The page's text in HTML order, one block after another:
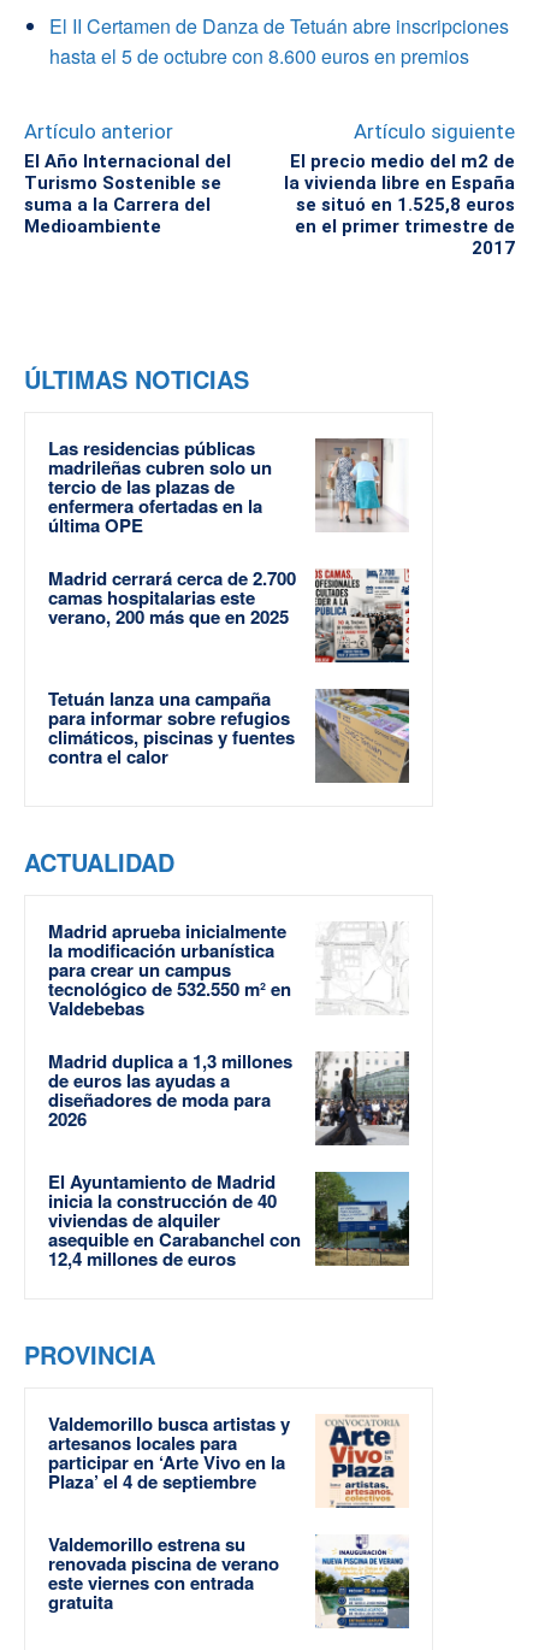
El II Certamen de Danza de Tetuán abre inscripciones
hasta el 5 de octubre con 8.600 euros en premios
Artículo anterior
El Año Internacional del
Turismo Sostenible se
suma a la Carrera del
Medioambiente
Artículo siguiente
El precio medio del m2 de
la vivienda libre en España
se situó en 1.525,8 euros
en el primer trimestre de
2017
ÚLTIMAS NOTICIAS
Las residencias públicas
madrileñas cubren solo un
tercio de las plazas de
enfermera ofertadas en la
última OPE
Madrid cerrará cerca de 2.700
camas hospitalarias este
verano, 200 más que en 2025
Tetuán lanza una campaña
para informar sobre refugios
climáticos, piscinas y fuentes
contra el calor
ACTUALIDAD
Madrid aprueba inicialmente
la modificación urbanística
para crear un campus
tecnológico de 532.550 m² en
Valdebebas
Madrid duplica a 1,3 millones
de euros las ayudas a
diseñadores de moda para
2026
El Ayuntamiento de Madrid
inicia la construcción de 40
viviendas de alquiler
asequible en Carabanchel con
12,4 millones de euros
PROVINCIA
Valdemorillo busca artistas y
artesanos locales para
participar en ‘Arte Vivo en la
Plaza’ el 4 de septiembre
Valdemorillo estrena su
renovada piscina de verano
este viernes con entrada
gratuita